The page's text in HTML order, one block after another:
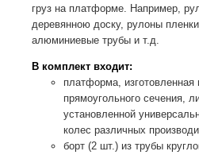
груз на платформе. Например,
деревянною доску, рулоны
алюминиевые трубы и т.д.
В комплект входит:
платформа, изготовленная
прямоугольного сечения,
установленной
колес различных
борт (2 шт.) из трубы